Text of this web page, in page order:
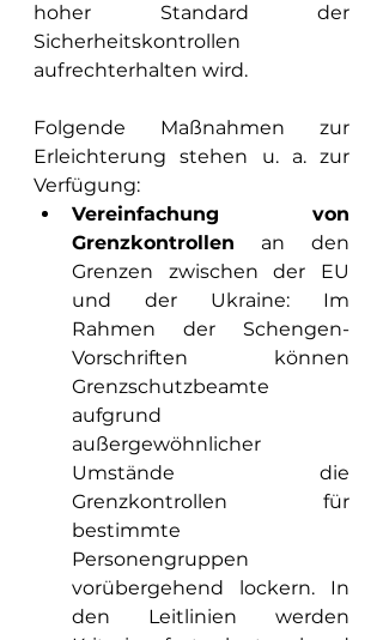
hoher Standard der
Sicherheitskontrollen
aufrechterhalten wird.
Folgende Maßnahmen zur
Erleichterung stehen u. a. zur
Verfügung:
Vereinfachung von
Grenzkontrollen an den
Grenzen zwischen der EU
und der Ukraine: Im
Rahmen der Schengen-
Vorschriften können
Grenzschutzbeamte
aufgrund
außergewöhnlicher
Umstände die
Grenzkontrollen für
bestimmte
Personengruppen
vorübergehend lockern. In
den Leitlinien werden